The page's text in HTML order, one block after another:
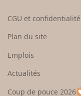
e
u
CGU et confidentialité
Plan du site
Emplois
Actualités
Coup de pouce 2026